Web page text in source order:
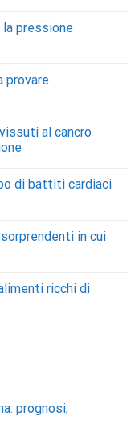
pressione
provare
al cancro
di battiti cardiaci
in cui
ricchi di
prognosi,